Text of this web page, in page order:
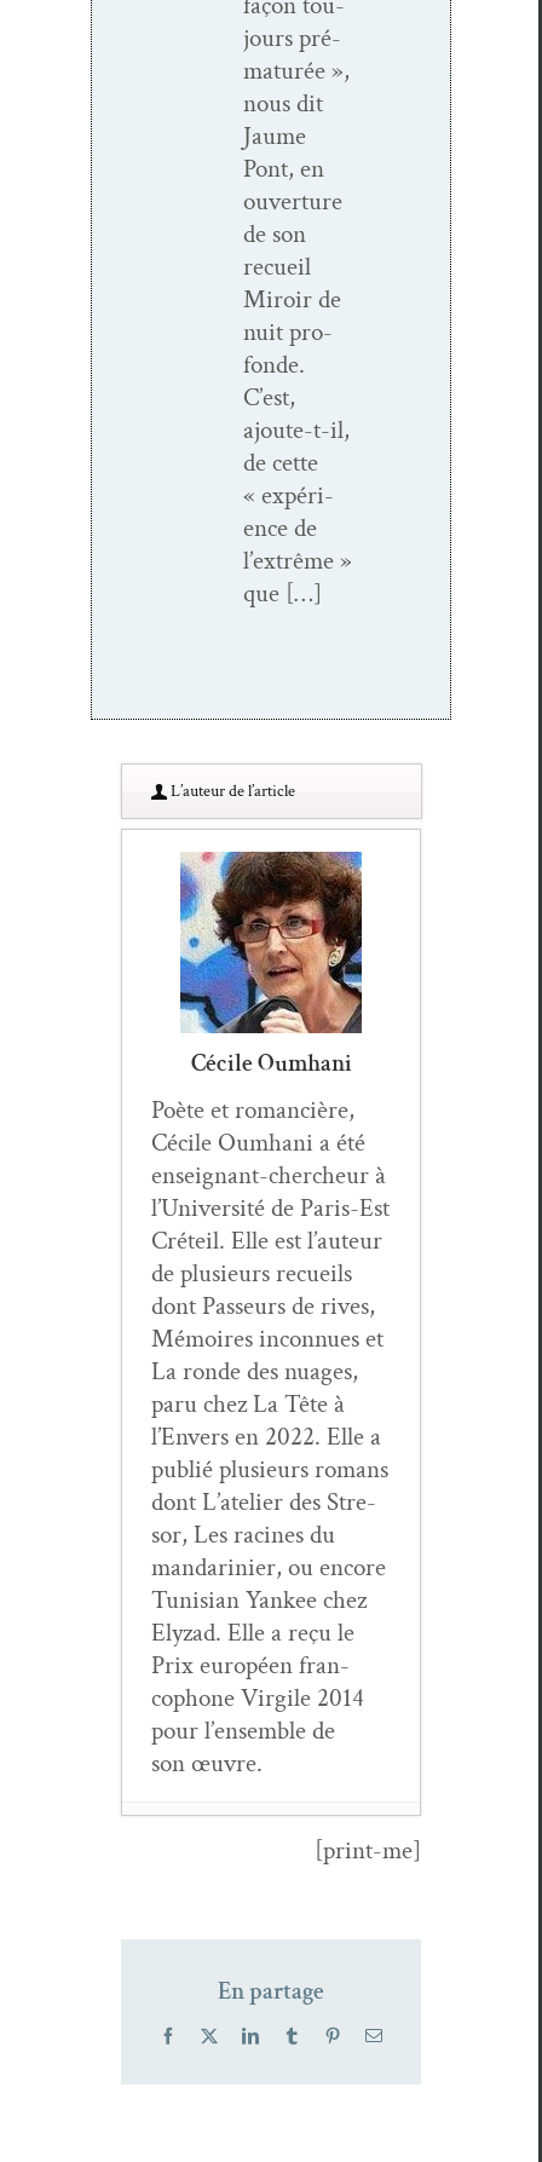
jours pré­
maturée »,
nous dit
Jaume
Pont, en
ouver­ture
de son
recueil
Miroir de
nuit pro­
fonde.
C’est,
ajoute-t-il,
de cette
« expéri­
ence de
l’extrême »
que […]
L’au­teur de l’article
Cécile Oumhani
Poète et roman­cière,
Cécile Oumhani a été
enseignant-chercheur à
l’Université de Paris-Est
Créteil. Elle est l’auteur
de plusieurs recueils
dont Passeurs de rives,
Mémoires incon­nues et
La ronde des nuages,
paru chez La Tête à
l’Envers en 2022. Elle a
pub­lié plusieurs romans
dont L’atelier des Stre­
sor, Les racines du
man­darinier, ou encore
Tunisian Yan­kee chez
Elyzad. Elle a reçu le
Prix européen fran­
coph­o­ne Vir­gile 2014
pour l’ensemble de
son œuvre.
Raed Anis Al-
saou­dite
mai 2026
Pteri­dopho­ra
[print-me]
En partage
Facebook LinkedInTumblr PinterestEmail